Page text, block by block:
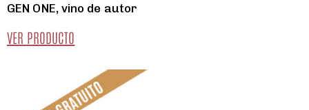
GEN ONE, vino de autor
VER PRODUCTO